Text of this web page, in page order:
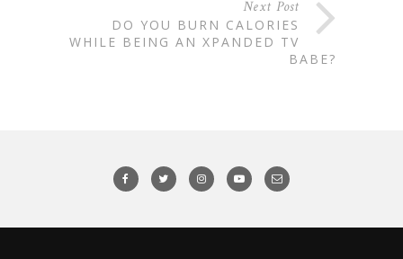
Next Post
DO YOU BURN CALORIES
WHILE BEING AN XPANDED TV
BABE?